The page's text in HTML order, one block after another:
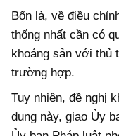
Bốn là, về điều
thống nhất cần có
khoáng sản với thủ
trường hợp.
Tuy nhiên, đề nghị
dung này, giao Ủy